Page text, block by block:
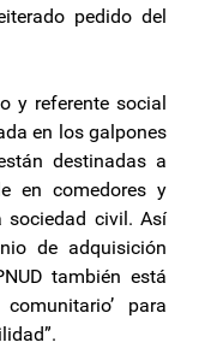
pedido del
y referente social
en los galpones
destinadas a
en comedores y
sociedad civil. Así
de adquisición
también está
para